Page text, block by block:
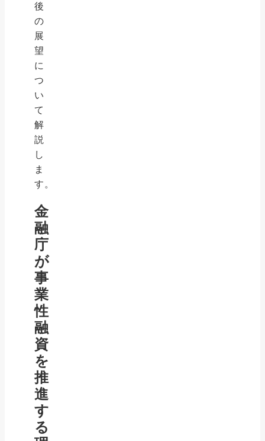
後
の
展
望
に
つ
い
て
解
説
し
ま
す。
金
融
庁
が
事
業
性
融
資
を
推
進
す
る